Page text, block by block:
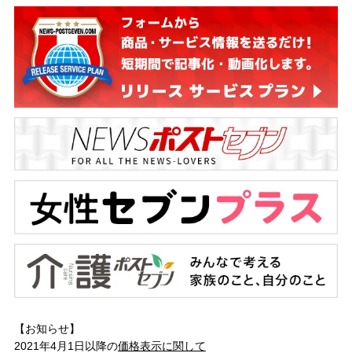
【お知らせ】
2021年4月1日以降の価格表示に関して